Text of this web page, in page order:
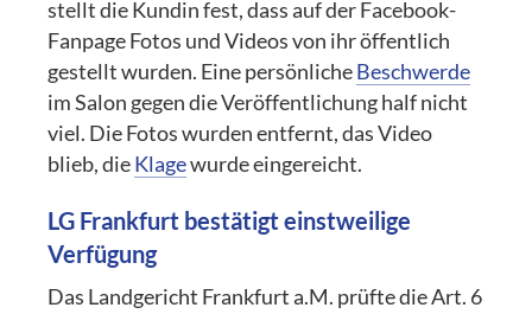
stellt die Kundin fest, dass auf der Facebook-
Fanpage Fotos und Videos von ihr öffentlich
gestellt wurden. Eine persönlicheBeschwerde
im Salon gegen die Veröffentlichung half nicht
viel. Die Fotos wurden entfernt, das Video
blieb, dieKlagewurde eingereicht.
LG Frankfurt bestätigt einstweilige
Verfügung
Das Landgericht Frankfurt a.M. prüfte die Art. 6